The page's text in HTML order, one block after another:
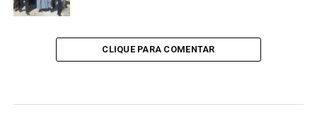
CLIQUE PARA COMENTAR